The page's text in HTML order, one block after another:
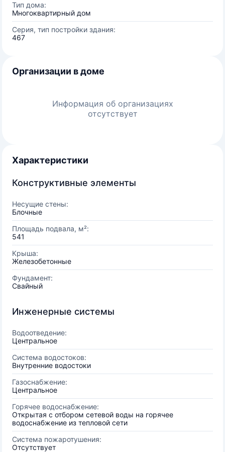
Тип дома:
Многоквартирный дом
Серия, тип постройки здания:
467
Организации в доме
Информация об организациях
отсутствует
Характеристики
Конструктивные элементы
Несущие стены:
Блочные
Площадь подвала, м²:
541
Крыша:
Железобетонные
Фундамент:
Свайный
Инженерные системы
Водоотведение:
Центральное
Система водостоков:
Внутренние водостоки
Газоснабжение:
Центральное
Горячее водоснабжение:
Открытая с отбором сетевой воды на горячее
водоснабжение из тепловой сети
Система пожаротушения:
Отсутствует